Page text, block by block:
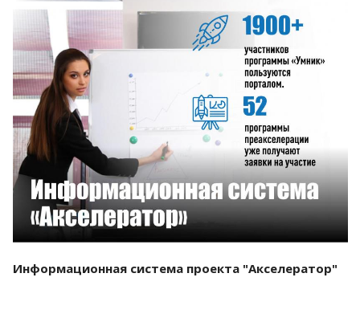
Смотреть проект
Информационная система проекта "Акселератор"